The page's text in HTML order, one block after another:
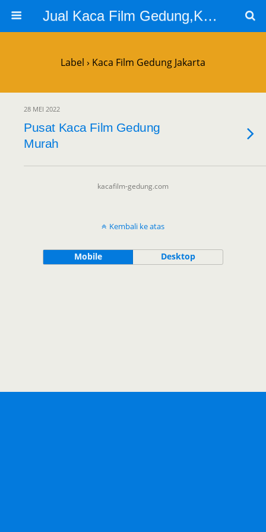
Jual Kaca Film Gedung,Kaca Film 3m
Label › Kaca Film Gedung Jakarta
28 MEI 2022
Pusat Kaca Film Gedung
Murah
kacafilm-gedung.com
Kembali ke atas
Mobile Desktop